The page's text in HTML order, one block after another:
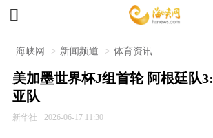

海峡网 > 新闻频道 > 体育资讯
美加墨世界杯J组首轮 阿根廷队
亚队
新华社 2026-06-17 11:30